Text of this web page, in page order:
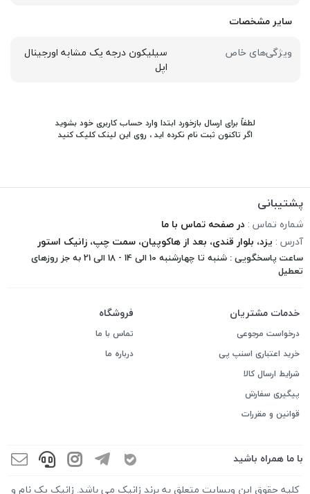
سایر مشخصات
ویژگی‌های خاص
سیلیکون درجه یک مشابه اورجینال
اپل
لطفاً برای ارسال بازخورد ابتدا وارد حساب کاربری خود بشوید
اگر تاکنون ثبت نام نکرده اید ، روی این لینک کلیک کنید
پشتیبانی
شماره تماس : در صفحه تماس با ما
آدرس : یزد، بلوار قندی، بعد از هاکوپیان، سمت چپ، زانیک استور
ساعت پاسخگویی : شنبه تا چهارشنبه 10 الی 14 - 18 الی 21 به جز روزهای
تعطیل
خدمات مشتریان
درخواست مرجوعی
خرید اعتباری اسنپ پی
شرایط ارسال کالا
پیگیری سفارش
قوانین و مقررات
فروشگاه
تماس با ما
درباره ما
با ما همراه باشید
کلیه حقوق این وبسایت متعلق به برند زانیک می باشد. زانیک یک نام و